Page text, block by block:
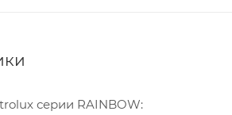
серии RAINBOW: